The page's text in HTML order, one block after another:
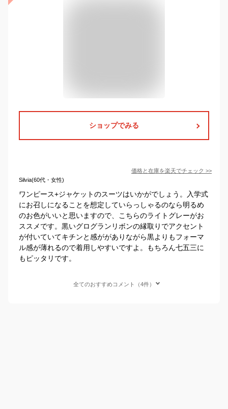
ショップでみる
価格と在庫を楽天でチェック >>
Silvia(60代・女性)
ワンピース+ジャケットのスーツはいかがでしょう。入学式
にお召しになることを想定していらっしゃるのなら明るめ
のお色がいいと思いますので、こちらのライトグレーがお
ススメです。黒いグログランリボンの縁取りでアクセント
が付いていてキチンと感ががありながら黒よりもフォーマ
ル感が薄れるので着用しやすいですよ。もちろん七五三に
もピッタリです。
全てのおすすめコメント（4件）